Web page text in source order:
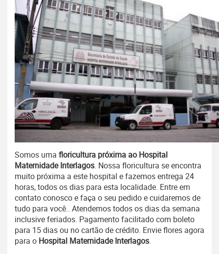
Somos uma floricultura próxima ao Hospital
Maternidade Interlagos. Nossa floricultura se encontra
muito próxima a este hospital e fazemos entrega 24
horas, todos os dias para esta localidade. Entre em
contato conosco e faça o seu pedido e cuidaremos de
tudo para você.. Atendemos todos os dias da semana
inclusive feriados. Pagamento facilitadocom boleto
para 15 dias ou no cartão de crédito. Envie flores agora
para o Hospital Maternidade Interlagos.